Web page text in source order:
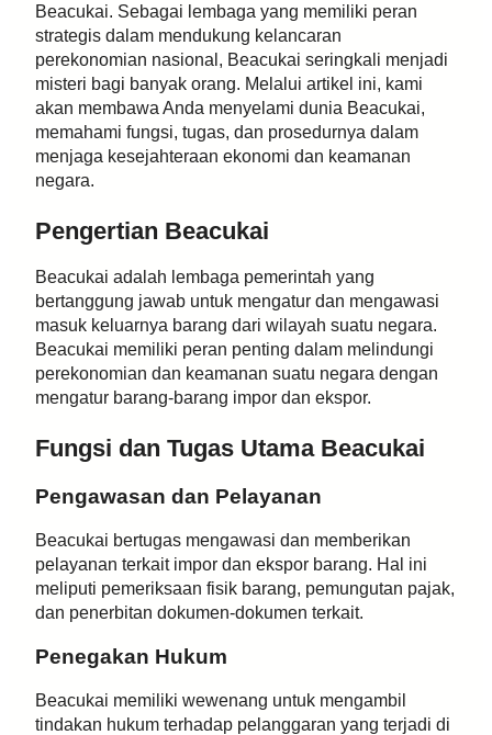
Beacukai. Sebagai lembaga yang memiliki peran
strategis dalam mendukung kelancaran
perekonomian nasional, Beacukai seringkali menjadi
misteri bagi banyak orang. Melalui artikel ini, kami
akan membawa Anda menyelami dunia Beacukai,
memahami fungsi, tugas, dan prosedurnya dalam
menjaga kesejahteraan ekonomi dan keamanan
negara.
Pengertian Beacukai
Beacukai adalah lembaga pemerintah yang
bertanggung jawab untuk mengatur dan mengawasi
masuk keluarnya barang dari wilayah suatu negara.
Beacukai memiliki peran penting dalam melindungi
perekonomian dan keamanan suatu negara dengan
mengatur barang-barang impor dan ekspor.
Fungsi dan Tugas Utama Beacukai
Pengawasan dan Pelayanan
Beacukai bertugas mengawasi dan memberikan
pelayanan terkait impor dan ekspor barang. Hal ini
meliputi pemeriksaan fisik barang, pemungutan pajak,
dan penerbitan dokumen-dokumen terkait.
Penegakan Hukum
Beacukai memiliki wewenang untuk mengambil
tindakan hukum terhadap pelanggaran yang terjadi di